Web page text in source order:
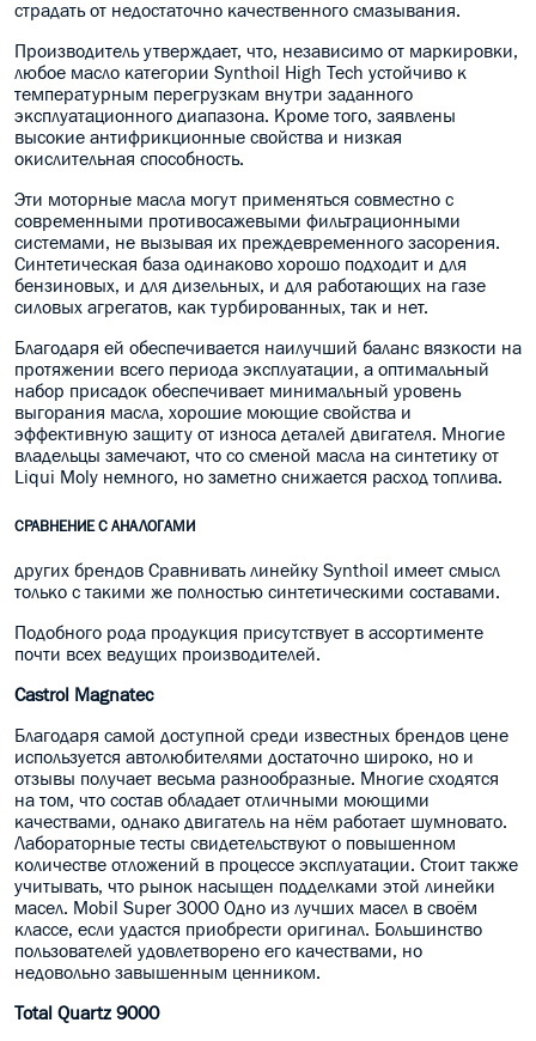
страдать от недостаточно качественного смазывания.
Производитель утверждает, что, независимо от маркировки,
любое масло категории Synthoil High Tech устойчиво к
температурным перегрузкам внутри заданного
эксплуатационного диапазона. Кроме того, заявлены
высокие антифрикционные свойства и низкая
окислительная способность.
Эти моторные масла могут применяться совместно с
современными противосажевыми фильтрационными
системами, не вызывая их преждевременного засорения.
Синтетическая база одинаково хорошо подходит и для
бензиновых, и для дизельных, и для работающих на газе
силовых агрегатов, как турбированных, так и нет.
Благодаря ей обеспечивается наилучший баланс вязкости на
протяжении всего периода эксплуатации, а оптимальный
набор присадок обеспечивает минимальный уровень
выгорания масла, хорошие моющие свойства и
эффективную защиту от износа деталей двигателя. Многие
владельцы замечают, что со сменой масла на синтетику от
Liqui Moly немного, но заметно снижается расход топлива.
СРАВНЕНИЕ С АНАЛОГАМИ
других брендов Сравнивать линейку Synthoil имеет смысл
только с такими же полностью синтетическими составами.
Подобного рода продукция присутствует в ассортименте
почти всех ведущих производителей.
Castrol Magnatec
Благодаря самой доступной среди известных брендов цене
используется автолюбителями достаточно широко, но и
отзывы получает весьма разнообразные. Многие сходятся
на том, что состав обладает отличными моющими
качествами, однако двигатель на нём работает шумновато.
Лабораторные тесты свидетельствуют о повышенном
количестве отложений в процессе эксплуатации. Стоит также
учитывать, что рынок насыщен подделками этой линейки
масел. Mobil Super 3000 Одно из лучших масел в своём
классе, если удастся приобрести оригинал. Большинство
пользователей удовлетворено его качествами, но
недовольно завышенным ценником.
Total Quartz 9000